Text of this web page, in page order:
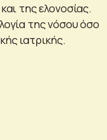
της ελονοσίας.
της νόσου όσο
ιατρικής.